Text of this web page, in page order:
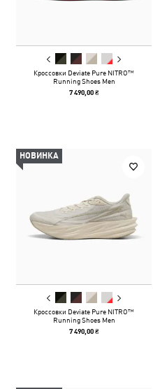
Кроссовки Deviate Pure NITRO™
Running Shoes Men
7 490,00 ₴
НОВИНКА
Кроссовки Deviate Pure NITRO™
Running Shoes Men
7 490,00 ₴